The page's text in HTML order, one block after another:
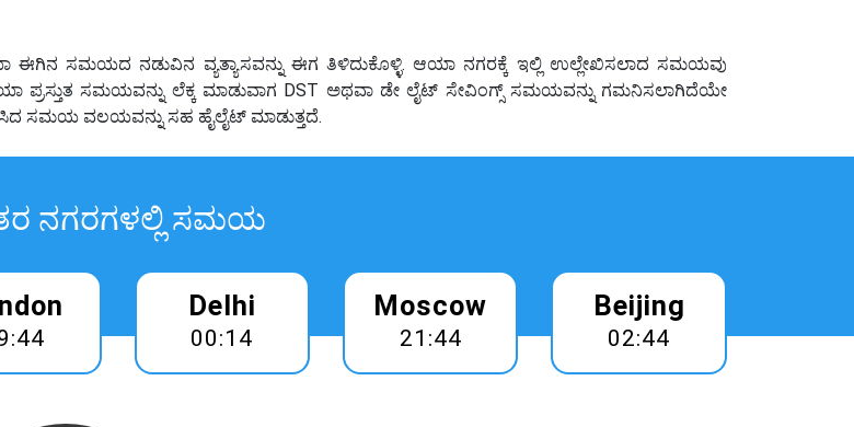
ಸಮಯದ ನಡುವಿನ ವ್ಯತ್ಯಾಸವನ್ನು ಈಗ ತಿಳಿದುಕೊಳ್ಳಿ. ಆಯಾ ನಗರಕ್ಕೆ ಇಲ್ಲಿ ಉಲ್ಲೇಖಿಸಲಾದ ಸಮಯವು
ಪ್ರಸ್ತುತ ಸಮಯವನ್ನು ಲೆಕ್ಕ ಮಾಡುವಾಗ DST ಅಥವಾ ಡೇ ಲೈಟ್ ಸೇವಿಂಗ್ಸ್ ಸಮಯವನ್ನು ಗಮನಿಸಲಾಗಿದೆಯೇ
ಸಮಯ ವಲಯವನ್ನು ಸಹ ಹೈಲೈಟ್ ಮಾಡುತ್ತದೆ.
ನಗರಗಳಲ್ಲಿ ಸಮಯ
Delhi
00:14
Moscow
21:44
Beijing
02:44